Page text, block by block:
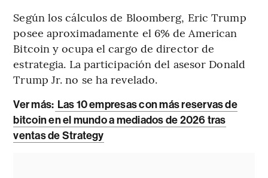
Según los cálculos de Bloomberg, Eric Trump
posee aproximadamente el 6% de American
Bitcoin y ocupa el cargo de director de
estrategia. La participación del asesor Donald
Trump Jr. no se ha revelado.
Ver más: Las 10 empresas con más reservas de
bitcoin en el mundo a mediados de 2026 tras
ventas de Strategy